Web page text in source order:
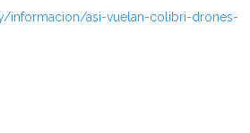
informacion/asi-vuelan-colibri-drones-